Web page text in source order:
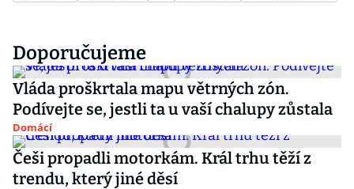
Doporučujeme
Vláda proškrtala mapu větrných zón.
Podívejte se, jestli ta u vaší chalupy zůstala
Domácí
Češi propadli motorkám. Král trhu těží z
trendu, který jiné děsí